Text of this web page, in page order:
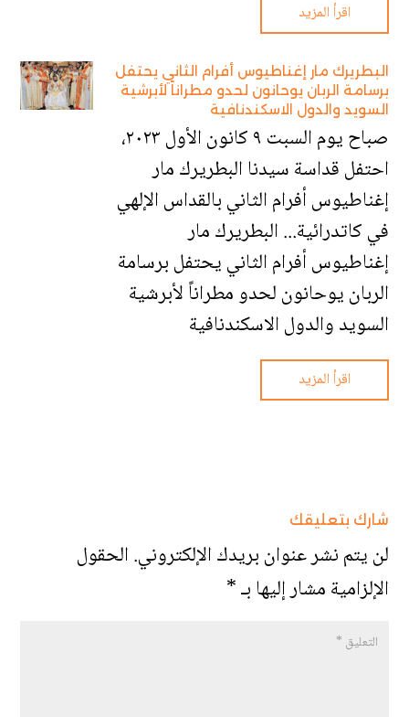
اقرأ المزيد
البطريرك مار إغناطيوس أفرام الثاني يحتفل
برسامة الربان يوحانون لحدو مطراناً لأبرشية
السويد والدول الاسكندنافية
‎صباح يوم السبت ٩ كانون الأول ٢٠٢٣،
احتفل قداسة سيدنا البطريرك مار
إغناطيوس أفرام الثاني بالقداس الإلهي
في كاتدرائية... البطريرك مار
إغناطيوس أفرام الثاني يحتفل برسامة
الربان يوحانون لحدو مطراناً لأبرشية
السويد والدول الاسكندنافية
اقرأ المزيد
شارك بتعليقك
لن يتم نشر عنوان بريدك الإلكتروني.الحقول
الإلزامية مشار إليها بـ*